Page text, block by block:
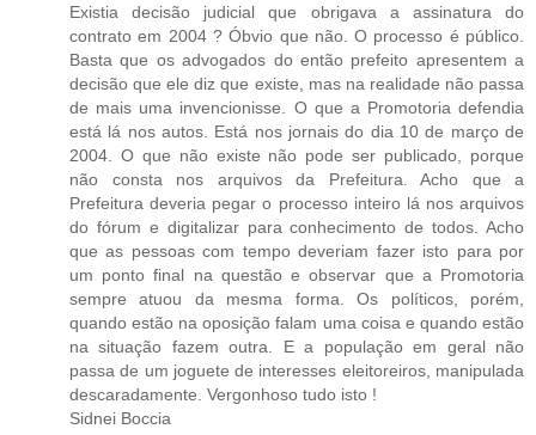
Existia decisão judicial que obrigava a assinatura do
contrato em 2004 ? Óbvio que não. O processo é público.
Basta que os advogados do então prefeito apresentem a
decisão que ele diz que existe, mas na realidade não passa
de mais uma invencionisse. O que a Promotoria defendia
está lá nos autos. Está nos jornais do dia 10 de março de
2004. O que não existe não pode ser publicado, porque
não consta nos arquivos da Prefeitura. Acho que a
Prefeitura deveria pegar o processo inteiro lá nos arquivos
do fórum e digitalizar para conhecimento de todos. Acho
que as pessoas com tempo deveriam fazer isto para por
um ponto final na questão e observar que a Promotoria
sempre atuou da mesma forma. Os políticos, porém,
quando estão na oposição falam uma coisa e quando estão
na situação fazem outra. E a população em geral não
passa de um joguete de interesses eleitoreiros, manipulada
descaradamente. Vergonhoso tudo isto !
Sidnei Boccia